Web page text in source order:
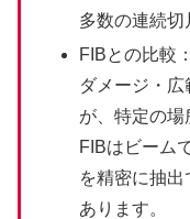
多数の連続切
FIBとの比較
ダメージ・
が、特定の場
FIBはビーム
を精密に抽
あります。